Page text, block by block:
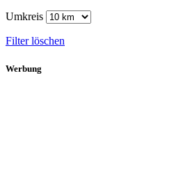
Umkreis
Filter löschen
Werbung